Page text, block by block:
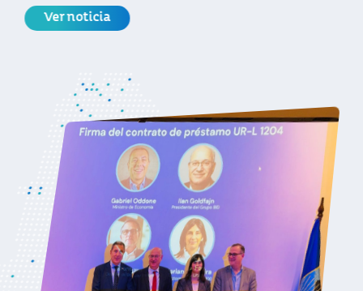
origen, cuotas y requisitos para exportar a
la Unión Europea